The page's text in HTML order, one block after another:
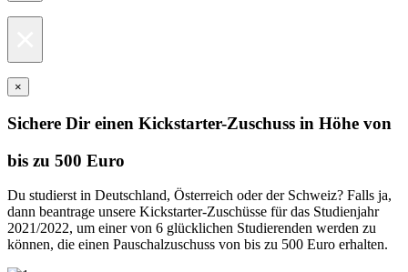
×
Sichere Dir einen Kickstarter-Zuschuss in Höhe von
bis zu 500 Euro
Du studierst in Deutschland, Österreich oder der Schweiz? Falls ja,
dann beantrage unsere Kickstarter-Zuschüsse für das Studienjahr
2021/2022, um einer von 6 glücklichen Studierenden werden zu
können, die einen Pauschalzuschuss von bis zu 500 Euro erhalten.